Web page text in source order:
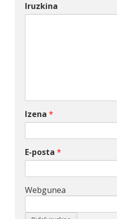
Iruzkina
Izena *
E-posta *
Webgunea